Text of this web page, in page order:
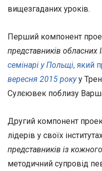
вищезгаданих уроків.
Перший компонент
представників обласних
семінарі у Польщі, який
вересня 2015 рокуу
Сулєювек поблизу
Другий компонент
лідерів у своїх
представників із
методичний супровід